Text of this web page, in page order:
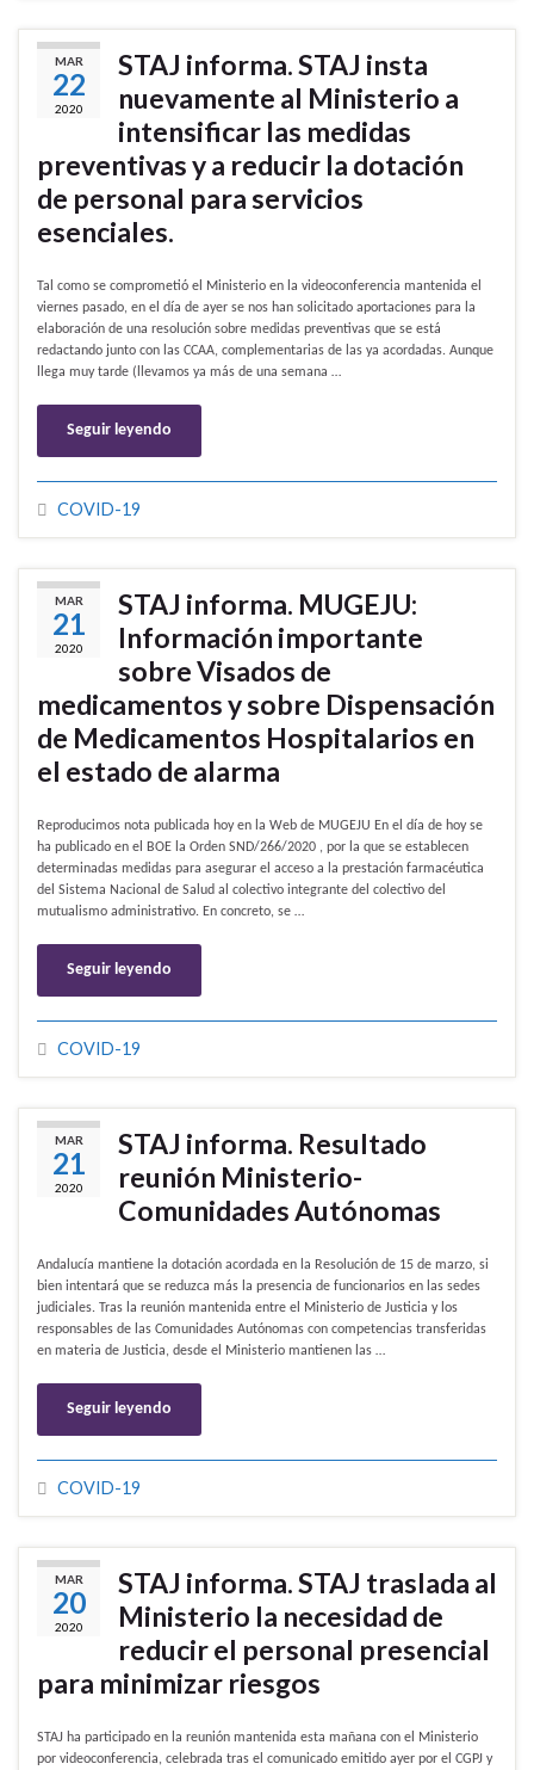
MAR
22
2020
STAJ informa. STAJ insta
nuevamente al Ministerio a
intensificar las medidas
preventivas y a reducir la dotación
de personal para servicios
esenciales.
Tal como se comprometió el Ministerio en la videoconferencia mantenida el
viernes pasado, en el día de ayer se nos han solicitado aportaciones para la
elaboración de una resolución sobre medidas preventivas que se está
redactando junto con las CCAA, complementarias de las ya acordadas. Aunque
llega muy tarde (llevamos ya más de una semana …
Seguir leyendo
COVID-19
MAR
21
2020
STAJ informa. MUGEJU:
Información importante
sobre Visados de
medicamentos y sobre Dispensación
de Medicamentos Hospitalarios en
el estado de alarma
Reproducimos nota publicada hoy en la Web de MUGEJU En el día de hoy se
ha publicado en el BOE la Orden SND/266/2020 , por la que se establecen
determinadas medidas para asegurar el acceso a la prestación farmacéutica
del Sistema Nacional de Salud al colectivo integrante del colectivo del
mutualismo administrativo. En concreto, se …
Seguir leyendo
COVID-19
MAR
21
2020
STAJ informa. Resultado
reunión Ministerio-
Comunidades Autónomas
Andalucía mantiene la dotación acordada en la Resolución de 15 de marzo, si
bien intentará que se reduzca más la presencia de funcionarios en las sedes
judiciales. Tras la reunión mantenida entre el Ministerio de Justicia y los
responsables de las Comunidades Autónomas con competencias transferidas
en materia de Justicia, desde el Ministerio mantienen las …
Seguir leyendo
COVID-19
MAR
20
2020
STAJ informa. STAJ traslada al
Ministerio la necesidad de
reducir el personal presencial
para minimizar riesgos
STAJ ha participado en la reunión mantenida esta mañana con el Ministerio
por videoconferencia, celebrada tras el comunicado emitido ayer por el CGPJ y